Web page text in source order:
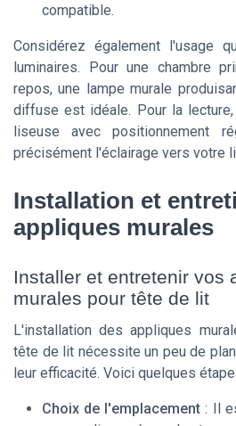
compatible.
Considérez également l'usage
luminaires. Pour une chambre
repos, une lampe murale
diffuse est idéale. Pour la
liseuse avec positionnement
précisément l'éclairage vers votre
Installation et
appliques murales
Installer et entretenir vos
murales pour tête de lit
L'installation des appliques
tête de lit nécessite un peu de
leur efficacité. Voici quelques
Choix de l'emplacement : Il